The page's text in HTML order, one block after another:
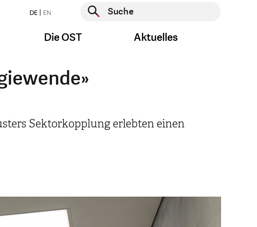
DE EN
Suche starten
Die OST Aktuelles
Sektorkopplung erlebten einen